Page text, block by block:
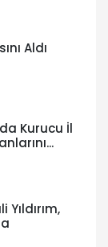
Aldı
Kurucu İl